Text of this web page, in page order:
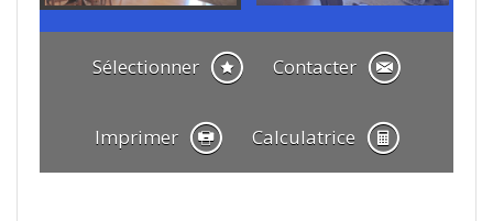
Sélectionner Contacter
Imprimer Calculatrice